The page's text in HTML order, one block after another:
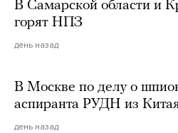
В Самарской области и
горят НПЗ
день назад
В Москве по делу о
аспиранта РУДН из
день назад